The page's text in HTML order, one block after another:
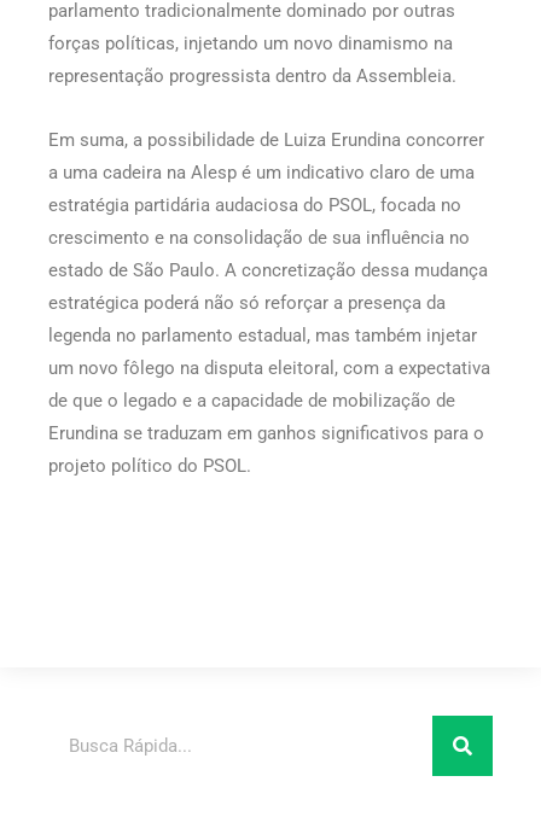
parlamento tradicionalmente dominado por outras
forças políticas, injetando um novo dinamismo na
representação progressista dentro da Assembleia.
Em suma, a possibilidade de Luiza Erundina concorrer
a uma cadeira na Alesp é um indicativo claro de uma
estratégia partidária audaciosa do PSOL, focada no
crescimento e na consolidação de sua influência no
estado de São Paulo. A concretização dessa mudança
estratégica poderá não só reforçar a presença da
legenda no parlamento estadual, mas também injetar
um novo fôlego na disputa eleitoral, com a expectativa
de que o legado e a capacidade de mobilização de
Erundina se traduzam em ganhos significativos para o
projeto político do PSOL.